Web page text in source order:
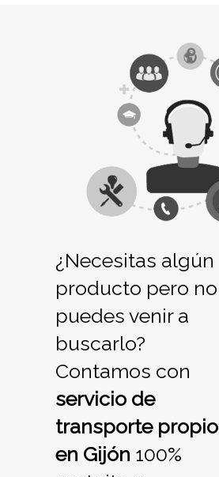
¿Necesitas algún
producto pero no
puedes venir a
buscarlo?
Contamos con
servicio de
transporte propio
en Gijón 100%